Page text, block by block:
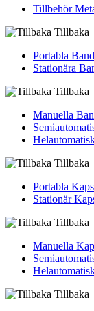
Tillbehör
Tillbaka
Portabla
Stationära
Tillbaka
Manuella
Tillbaka
Portabla
Stationär
Tillbaka
Manuella
Tillbaka